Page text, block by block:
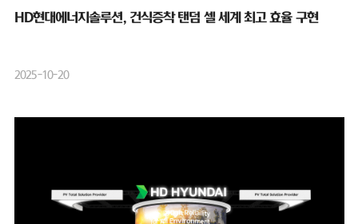
HD현대에너지솔루션, 건식증착 탠덤 셀 세계 최고 효율 구현
2025-10-20